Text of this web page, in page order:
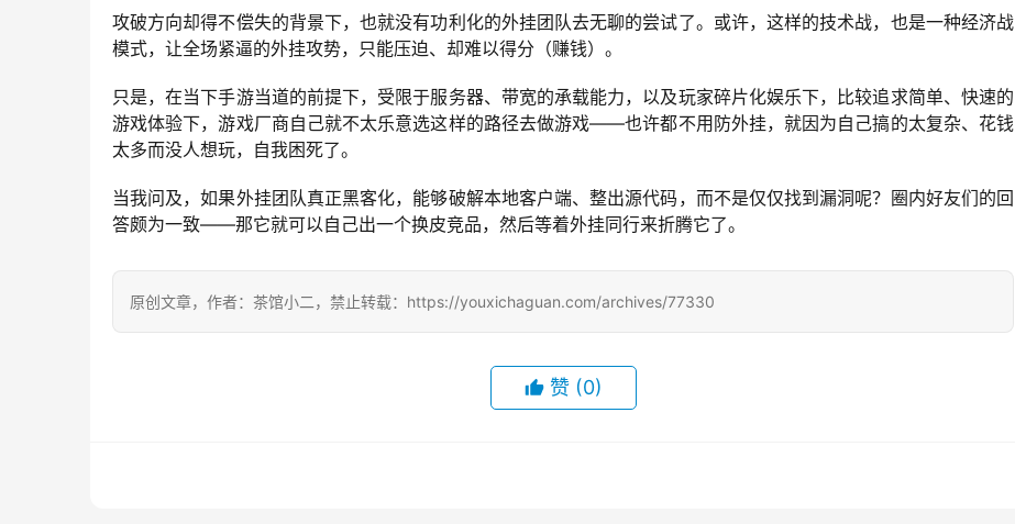
攻破方向却得不偿失的背景下，也就没有功利化的外挂团队去无聊的尝试了。或许，这样的技术战，也是一种经济战
模式，让全场紧逼的外挂攻势，只能压迫、却难以得分（赚钱）。
只是，在当下手游当道的前提下，受限于服务器、带宽的承载能力，以及玩家碎片化娱乐下，比较追求简单、快速的
游戏体验下，游戏厂商自己就不太乐意选这样的路径去做游戏——也许都不用防外挂，就因为自己搞的太复杂、花钱
太多而没人想玩，自我困死了。
当我问及，如果外挂团队真正黑客化，能够破解本地客户端、整出源代码，而不是仅仅找到漏洞呢？圈内好友们的回
答颇为一致——那它就可以自己出一个换皮竞品，然后等着外挂同行来折腾它了。
原创文章，作者：茶馆小二，禁止转载：https://youxichaguan.com/archives/77330
赞 (0)